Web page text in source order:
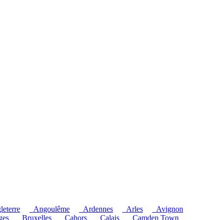
_Angoulême _Ardennes _Arles
_Avignon
_Bruxelles _Cahors _Calais _Camden Town